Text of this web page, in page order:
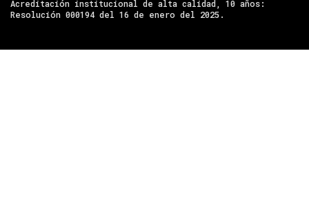
Acreditación institucional de alta calidad, 10 años:
Resolución 000194 del 16 de enero del 2025.